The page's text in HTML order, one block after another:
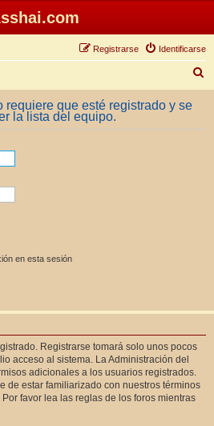
Identificarse
Registrarse
u
c
requiere que esté registrado y se
la lista del equipo.
en esta sesión
Registrarse tomará solo unos pocos
acceso al sistema. La Administración del
adicionales a los usuarios registrados.
de estar familiarizado con nuestros términos
favor lea las reglas de los foros mientras